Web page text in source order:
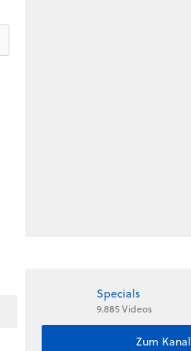
Specials
9.885 Videos
Zum Kanal